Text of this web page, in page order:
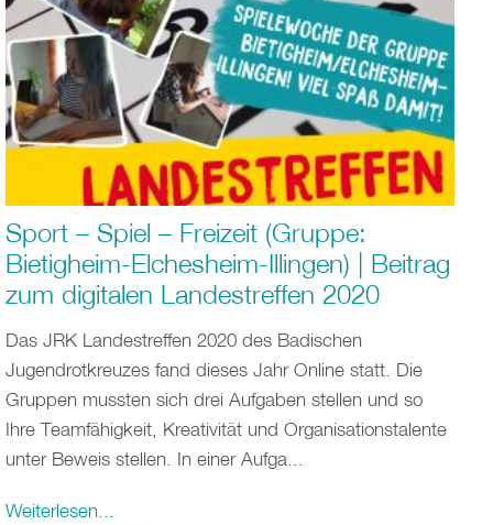
Sport – Spiel – Freizeit (Gruppe:
Bietigheim-Elchesheim-Illingen) | Beitrag
zum digitalen Landestreffen 2020
Das JRK Landestreffen 2020 des Badischen
Jugendrotkreuzes fand dieses Jahr Online statt. Die
Gruppen mussten sich drei Aufgaben stellen und so
Ihre Teamfähigkeit, Kreativität und Organisationstalente
unter Beweis stellen. In einer Aufga...
Weiterlesen...